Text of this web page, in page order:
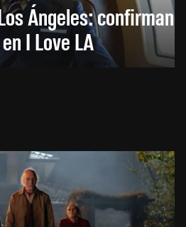
Ángeles: confirman
I Love LA